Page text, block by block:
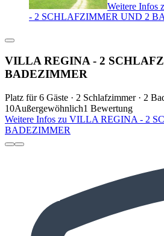
Weitere
- 2 SCHLAFZIMMER UND 2
VILLA REGINA - 2
BADEZIMMER
Platz für 6 Gäste · 2 Schlafzimmer · 2
10Außergewöhnlich1 Bewertung
Weitere Infos zu VILLA REGINA - 2
BADEZIMMER